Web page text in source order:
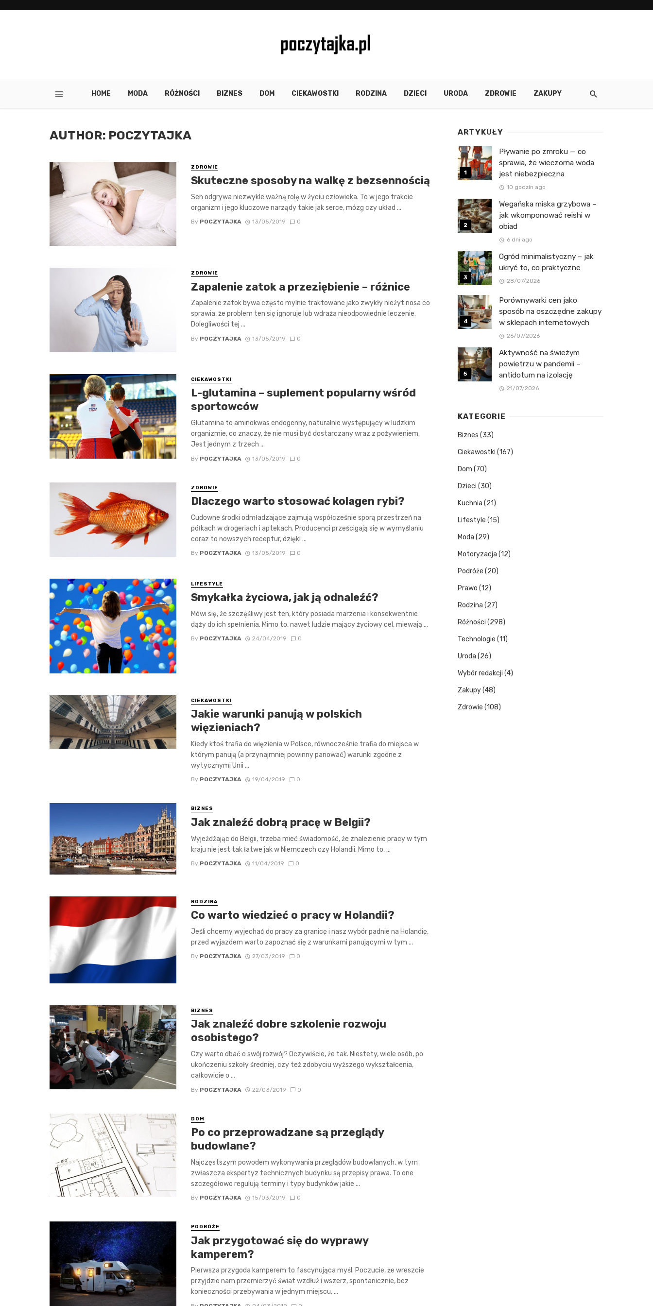
HOME MODA RÓŻNOŚCI BIZNES DOM CIEKAWOSTKI RODZINA DZIECI URODA ZDROWIE ZAKUPY
AUTHOR: POCZYTAJKA
ZDROWIE
Skuteczne sposoby na walkę z bezsennością
Sen odgrywa niezwykle ważną rolę w życiu człowieka. To w jego trakcie
organizm i jego kluczowe narządy takie jak serce, mózg czy układ ...
By POCZYTAJKA 13/05/2019 0
ZDROWIE
Zapalenie zatok a przeziębienie – różnice
Zapalenie zatok bywa często mylnie traktowane jako zwykły nieżyt nosa co
sprawia, że problem ten się ignoruje lub wdraża nieodpowiednie leczenie.
Dolegliwości tej ...
By POCZYTAJKA 13/05/2019 0
CIEKAWOSTKI
L-glutamina – suplement popularny wśród
sportowców
Glutamina to aminokwas endogenny, naturalnie występujący w ludzkim
organizmie, co znaczy, że nie musi być dostarczany wraz z pożywieniem.
Jest jednym z trzech ...
By POCZYTAJKA 13/05/2019 0
ZDROWIE
Dlaczego warto stosować kolagen rybi?
Cudowne środki odmładzające zajmują współcześnie sporą przestrzeń na
półkach w drogeriach i aptekach. Producenci prześcigają się w wymyślaniu
coraz to nowszych receptur, dzięki ...
By POCZYTAJKA 13/05/2019 0
LIFESTYLE
Smykałka życiowa, jak ją odnaleźć?
Mówi się, że szczęśliwy jest ten, który posiada marzenia i konsekwentnie
dąży do ich spełnienia. Mimo to, nawet ludzie mający życiowy cel, miewają ...
By POCZYTAJKA 24/04/2019 0
CIEKAWOSTKI
Jakie warunki panują w polskich
więzieniach?
Kiedy ktoś trafia do więzienia w Polsce, równocześnie trafia do miejsca w
którym panują (a przynajmniej powinny panować) warunki zgodne z
wytycznymi Unii ...
By POCZYTAJKA 19/04/2019 0
BIZNES
Jak znaleźć dobrą pracę w Belgii?
Wyjeżdżając do Belgii, trzeba mieć świadomość, że znalezienie pracy w tym
kraju nie jest tak łatwe jak w Niemczech czy Holandii. Mimo to, ...
By POCZYTAJKA 11/04/2019 0
RODZINA
Co warto wiedzieć o pracy w Holandii?
Jeśli chcemy wyjechać do pracy za granicę i nasz wybór padnie na Holandię,
przed wyjazdem warto zapoznać się z warunkami panującymi w tym ...
By POCZYTAJKA 27/03/2019 0
BIZNES
Jak znaleźć dobre szkolenie rozwoju
osobistego?
Czy warto dbać o swój rozwój? Oczywiście, że tak. Niestety, wiele osób, po
ukończeniu szkoły średniej, czy też zdobyciu wyższego wykształcenia,
całkowicie o ...
By POCZYTAJKA 22/03/2019 0
DOM
Po co przeprowadzane są przeglądy
budowlane?
Najczęstszym powodem wykonywania przeglądów budowlanych, w tym
zwłaszcza ekspertyz technicznych budynku są przepisy prawa. To one
szczegółowo regulują terminy i typy budynków jakie ...
By POCZYTAJKA 15/03/2019 0
PODRÓŻE
Jak przygotować się do wyprawy
kamperem?
Pierwsza przygoda kamperem to fascynująca myśl. Poczucie, że wreszcie
przyjdzie nam przemierzyć świat wzdłuż i wszerz, spontanicznie, bez
konieczności przebywania w jednym miejscu, ...
ARTYKUŁY
Pływanie po zmroku — co
sprawia, że wieczorna woda
jest niebezpieczna
10 godzin ago
Wegańska miska grzybowa –
jak wkomponować reishi w
obiad
6 dni ago
Ogród minimalistyczny – jak
ukryć to, co praktyczne
28/07/2026
Porównywarki cen jako
sposób na oszczędne zakupy
w sklepach internetowych
26/07/2026
Aktywność na świeżym
powietrzu w pandemii –
antidotum na izolację
21/07/2026
KATEGORIE
Biznes (33)
Ciekawostki (167)
Dom (70)
Dzieci (30)
Kuchnia (21)
Lifestyle (15)
Moda (29)
Motoryzacja (12)
Podróże (20)
Prawo (12)
Rodzina (27)
Różności (298)
Technologie (11)
Uroda (26)
Wybór redakcji (4)
Zakupy(48)
Zdrowie (108)